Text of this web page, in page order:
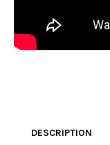
DESCRIPTION